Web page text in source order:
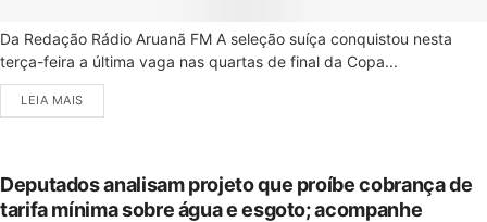
Da Redação Rádio Aruanã FM A seleção suíça conquistou nesta
terça-feira a última vaga nas quartas de final da Copa...
LEIA MAIS
Deputados analisam projeto que proíbe cobrança de
tarifa mínima sobre água e esgoto; acompanhe